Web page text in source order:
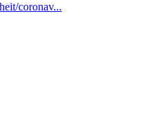
coronav...